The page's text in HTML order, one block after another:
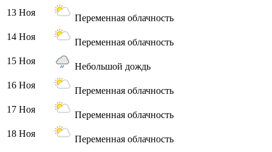
13 Ноя
Переменная облачность
14 Ноя
Переменная облачность
15 Ноя
Небольшой дождь
16 Ноя
Переменная облачность
17 Ноя
Переменная облачность
18 Ноя
Переменная облачность